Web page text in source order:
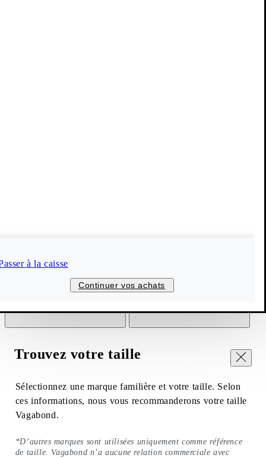
Fermer
Trouvez votre taille
Sélectionnez une marque familière et votre taille. Selon
ces informations, nous vous recommanderons votre taille
Vagabond.
*D’autres marques sont utilisées uniquement comme référence
de taille. Vagabond n’a aucune relation commerciale avec
à la caisse
Continuer vos achats